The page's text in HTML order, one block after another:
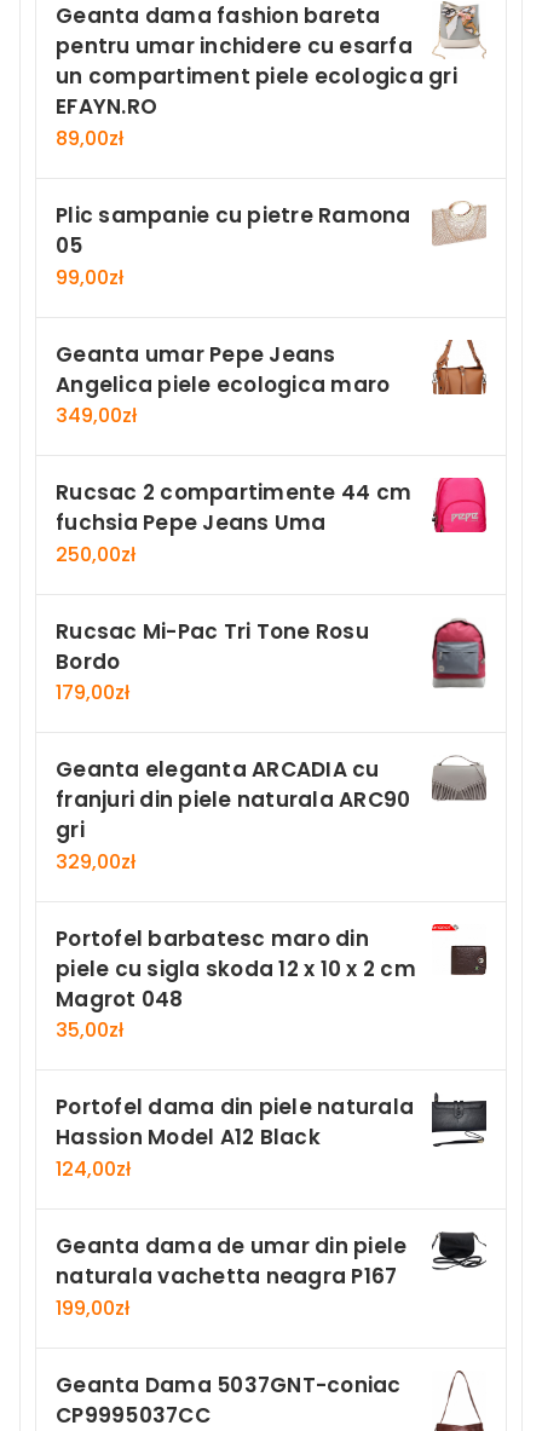
Geanta dama fashion bareta
pentru umar inchidere cu esarfa
un compartiment piele ecologica gri
EFAYN.RO
89,00zł
Plic sampanie cu pietre Ramona
05
99,00zł
Geanta umar Pepe Jeans
Angelica piele ecologica maro
349,00zł
Rucsac 2 compartimente 44 cm
fuchsia Pepe Jeans Uma
250,00zł
Rucsac Mi-Pac Tri Tone Rosu
Bordo
179,00zł
Geanta eleganta ARCADIA cu
franjuri din piele naturala ARC90
gri
329,00zł
Portofel barbatesc maro din
piele cu sigla skoda 12 x 10 x 2 cm
Magrot 048
35,00zł
Portofel dama din piele naturala
Hassion Model A12 Black
124,00zł
Geanta dama de umar din piele
naturala vachetta neagra P167
199,00zł
Geanta Dama 5037GNT-coniac
CP9995037CC